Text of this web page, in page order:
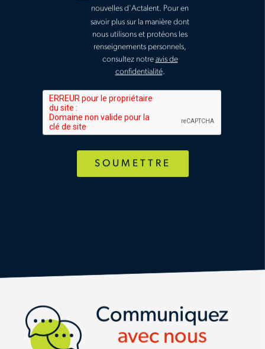
nouvelles d'Actalent. Pour en
savoir plus sur la manière dont
nous utilisons et protéons les
renseignements personnels,
consultez notre avis de
confidentialité.
Communiquez
avec nous